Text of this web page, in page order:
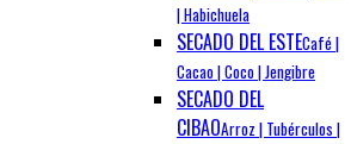
| Habichuela
SECADO DEL ESTECafé |
Cacao | Coco | Jengibre
SECADO DEL
CIBAOArroz | Tubérculos |